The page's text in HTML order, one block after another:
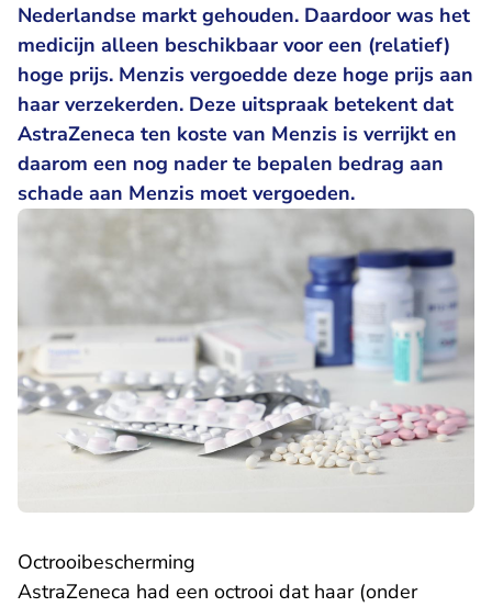
Nederlandse markt gehouden. Daardoor was het
medicijn alleen beschikbaar voor een (relatief)
hoge prijs. Menzis vergoedde deze hoge prijs aan
haar verzekerden. Deze uitspraak betekent dat
AstraZeneca ten koste van Menzis is verrijkt en
daarom een nog nader te bepalen bedrag aan
schade aan Menzis moet vergoeden.
​Octrooibescherming
AstraZeneca had een octrooi dat haar (onder